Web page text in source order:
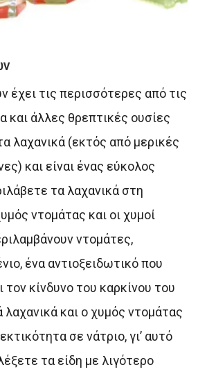
έχει τις περισσότερες από τις
και άλλες θρεπτικές ουσίες
λαχανικά (εκτός από μερικές
και είναι ένας εύκολος
τα λαχανικά στη
ντομάτας και οι χυμοί
ντομάτες,
ένα αντιοξειδωτικό που
τον κίνδυνο του καρκίνου του
και ο χυμός ντομάτας
σε νάτριο, γι’ αυτό
τα είδη με λιγότερο